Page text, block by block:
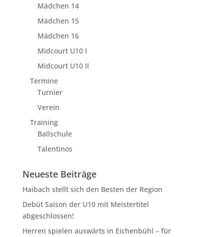
Mädchen 14
Mädchen 15
Mädchen 16
Midcourt U10 I
Midcourt U10 II
Termine
Turnier
Verein
Training
Ballschule
Talentinos
Neueste Beiträge
Haibach stellt sich den Besten der Region
Debüt Saison der U10 mit Meistertitel
abgeschlossen!
Herren spielen auswärts in Eichenbühl – für